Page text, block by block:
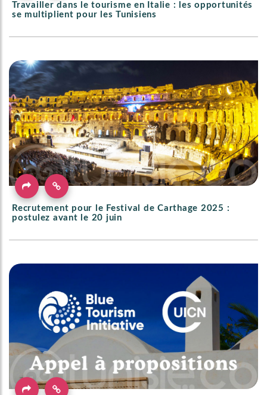
Travailler dans le tourisme en Italie : les opportunités
se multiplient pour les Tunisiens
Recrutement pour le Festival de Carthage 2025 :
postulez avant le 20 juin